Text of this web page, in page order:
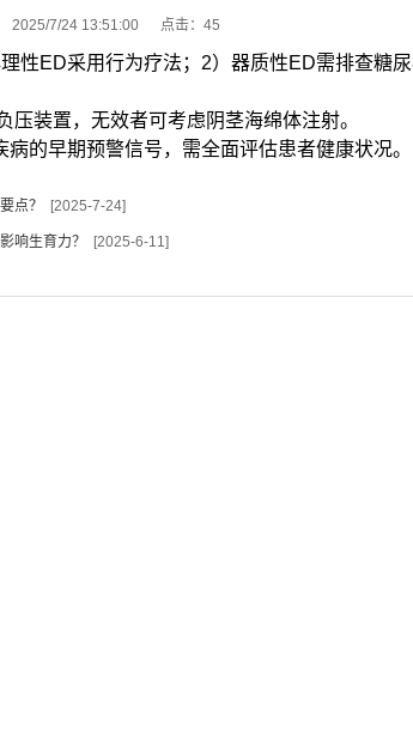
2025/7/24 13:51:00 点击： 45
性ED采用行为疗法；2）器质性ED需排查糖
装置，无效者可考虑阴茎海绵体注射。
的早期预警信号，需全面评估患者健康状况。
点？ [2025-7-24]
响生育力？ [2025-6-11]